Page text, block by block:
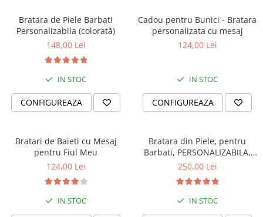
Bratara de Piele Barbati
Personalizabila (colorată)
148,00 Lei
IN STOC
CONFIGUREAZA
Cadou pentru Bunici - Bratara
personalizata cu mesaj
124,00 Lei
IN STOC
CONFIGUREAZA
Bratari de Baieti cu Mesaj
pentru Fiul Meu
124,00 Lei
IN STOC
Bratara din Piele, pentru
Barbati, PERSONALIZABILA,
Slide Force (casual)
250,00 Lei
IN STOC